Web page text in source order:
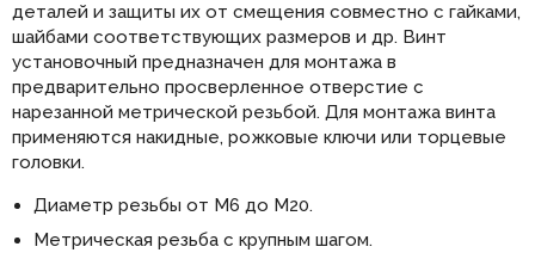
деталей и защиты их от смещения совместно с гайками,
шайбами соответствующих размеров и др. Винт
установочный предназначен для монтажа в
предварительно просверленное отверстие с
нарезанной метрической резьбой. Для монтажа винта
применяются накидные, рожковые ключи или торцевые
головки.
Диаметр резьбы от М6 до М20.
Метрическая резьба с крупным шагом.